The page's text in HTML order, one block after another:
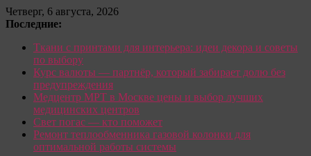
Перейти
к
Четверг, 6 августа, 2026
Последние:
Ткани с принтами для интерьера: идеи декора и советы
по выбору
Курс валюты — партнёр, который забирает долю без
предупреждения
Медцентр МРТ в Москве цены и выбор лучших
медицинских центров
Свет погас — кто поможет
Ремонт теплообменника газовой колонки для
оптимальной работы системы